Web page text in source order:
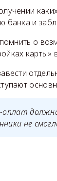
банка и
о
не